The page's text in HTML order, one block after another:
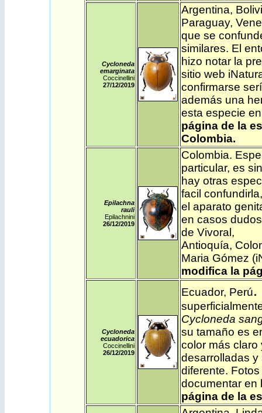
Cycloneda
emarginata
Coccinellini
27/12/2019
Argentina,
Paraguay,
que se
similares. El
hizo notar la
sitio web
confirmarse
además una
esta especie
página de la
Colombia.
Epilachna
rauli
Epilachnini
26/12/2019
Colombia.
particular, es
hay otras
facil
el aparato
en casos
de Vivoral,
Antioquía,
Maria Gómez (
modifica la
Cycloneda
ecuadorica
Coccinellini
26/12/2019
Ecuador, Perú.
Cycloneda
su tamaño es
color más claro
desarrolladas y
diferente.
documentar en
página de la